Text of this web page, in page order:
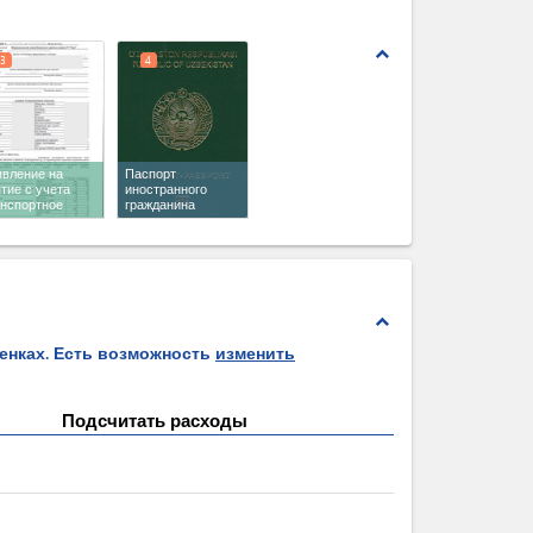
expand_less
на
с учета
3
Паспорт
иностранного
гражданина
4
expand_less
Есть возможность изменить
Подсчитать расходы